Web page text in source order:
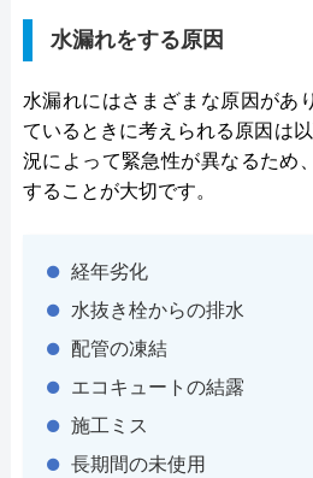
水漏れをする原因
水漏れにはさまざまな原因があ
ているときに考えられる原因は
況によって緊急性が異なるため
することが大切です。
経年劣化
水抜き栓からの排水
配管の凍結
エコキュートの結露
施工ミス
長期間の未使用